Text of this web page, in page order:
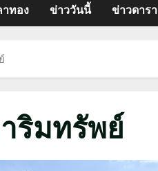
ทอง ข่าววันนี้ ข่าวดารา
ริมทรัพย์